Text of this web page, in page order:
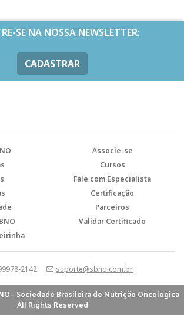
SE NA NOSSA NEWSLETTER:
CADASTRAR
Associe-se
Cursos
Fale com Especialista
Certificação
Parceiros
Validar Certificado
2142 suporte@sbno.com.br
- Sociedade Brasileira de Nutrição Oncologica
All Rights Reserved